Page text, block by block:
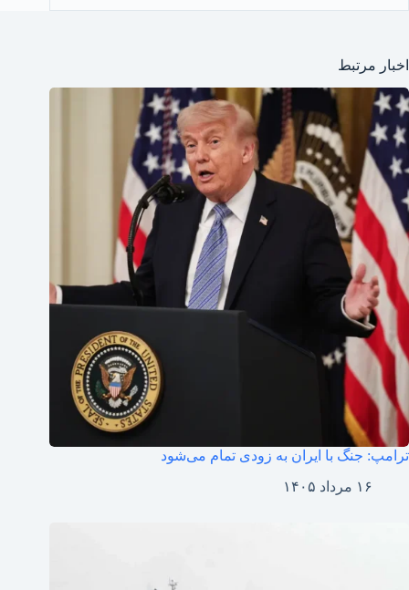
اخبار مرتبط
ترامپ: جنگ با ایران به زودی تمام می‌شود
۱۶ مرداد ۱۴۰۵